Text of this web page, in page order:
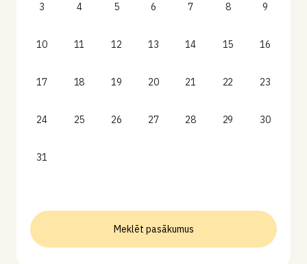
3 4 5 6 7 8 9
10 11 12 13 14 15 16
17 18 19 20 21 22 23
24 25 26 27 28 29 30
31
Meklēt pasākumus